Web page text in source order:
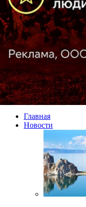
Главная
Новости